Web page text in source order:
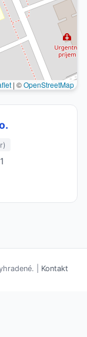
| ©OpenStreetMap
| Kontakt